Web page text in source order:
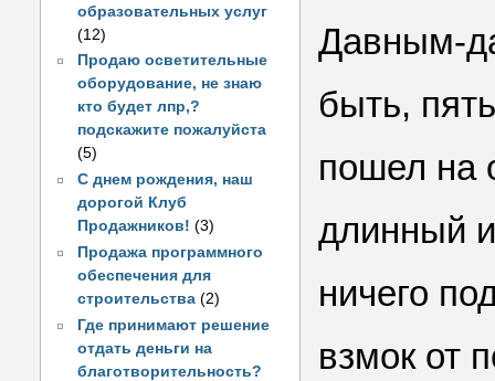
образовательных услуг
(12)
Продаю осветительные
оборудование, не знаю
кто будет лпр,?
подскажите пожалуйста
(5)
С днем рождения, наш
дорогой Клуб
Продажников! (3)
Продажа программного
обеспечения для
строительства (2)
Где принимают решение
отдать деньги на
благотворительность?
Давным-
быть,
пошел на
длинный
ничего
взмок от